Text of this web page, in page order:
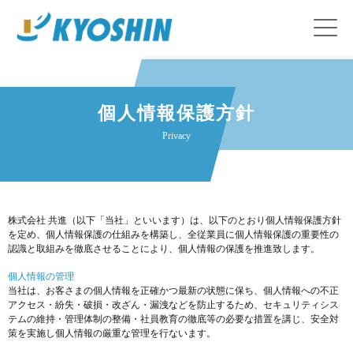
個人情報保護方針
Privacy
株式会社 共進（以下「当社」といいます）は、以下のとおり個人情報保護方針
を定め、個人情報保護の仕組みを構築し、全従業員に個人情報保護の重要性の
認識と取組みを徹底させることにより、個人情報の保護を推進致します。
個人情報の管理
当社は、お客さまの個人情報を正確かつ最新の状態に保ち、個人情報への不正
アクセス・紛失・破損・改ざん・漏洩などを防止するため、セキュリティシス
テムの維持・管理体制の整備・社員教育の徹底等の必要な措置を講じ、安全対
策を実施し個人情報の厳重な管理を行ないます。